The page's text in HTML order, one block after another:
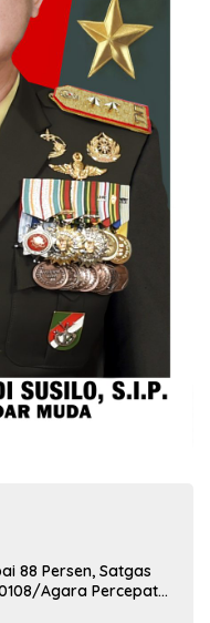
88 Persen, Satgas
Agara Percepat